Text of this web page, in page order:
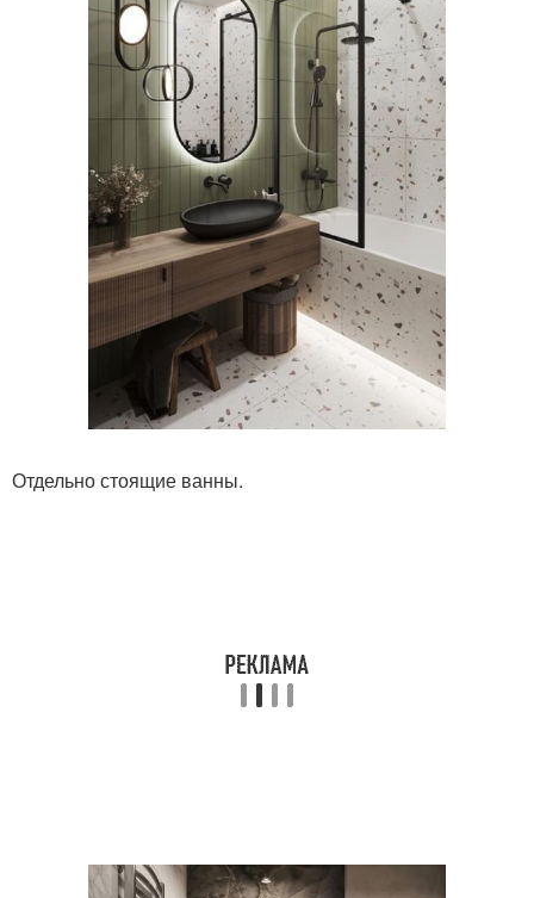
Отдельно стоящие ванны.